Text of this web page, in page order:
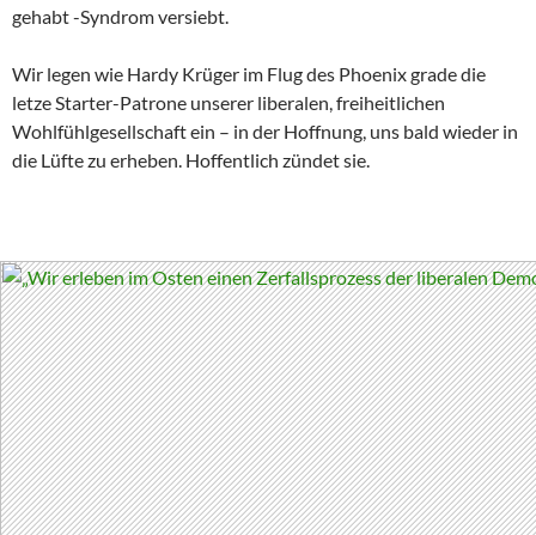
gehabt -Syndrom versiebt.
Wir legen wie Hardy Krüger im Flug des Phoenix grade die
letze Starter-Patrone unserer liberalen, freiheitlichen
Wohlfühlgesellschaft ein – in der Hoffnung, uns bald wieder in
die Lüfte zu erheben. Hoffentlich zündet sie.